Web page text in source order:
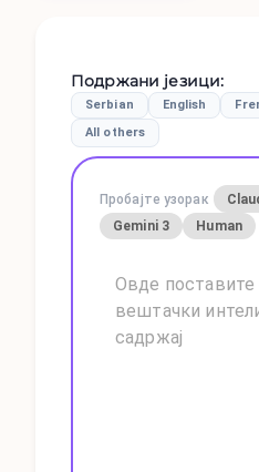
Подржани језици:
Serbian English
All others
Пробајте узорак
Gemini 3
Human